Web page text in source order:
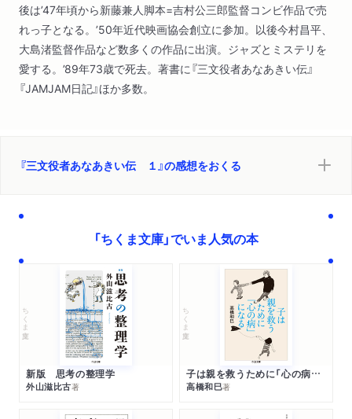
後は’47年頃から新藤兼人脚本=吉村公三郎監督コンビ作品で売
れっ子となる。’50年近代映画協会創立に参加。以後今村昌平、
大島渚監督作品など数多くの作品に出演。ジャズとミステリを
愛する。’89年73歳で死去。著書に『三文役者あなあきい伝』
『JAMJAM日記』ほか多数。
『三文役者あなあきい伝 １』の感想をおくる
「ちくま文庫」でいま人気の本
ちくま文庫
新版 思考の整理学
外山滋比古著
ちくま文庫
子は親を救うために「心の病」になる
高橋和巳著